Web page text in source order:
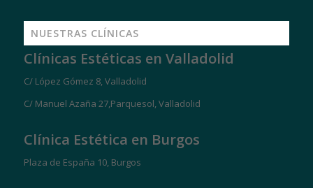
NUESTRAS CLÍNICAS
Clínicas Estéticas en Valladolid
C/ López Gómez 8, Valladolid
C/ Manuel Azaña 27,Parquesol, Valladolid
Clínica Estética en Burgos
Plaza de España 10, Burgos